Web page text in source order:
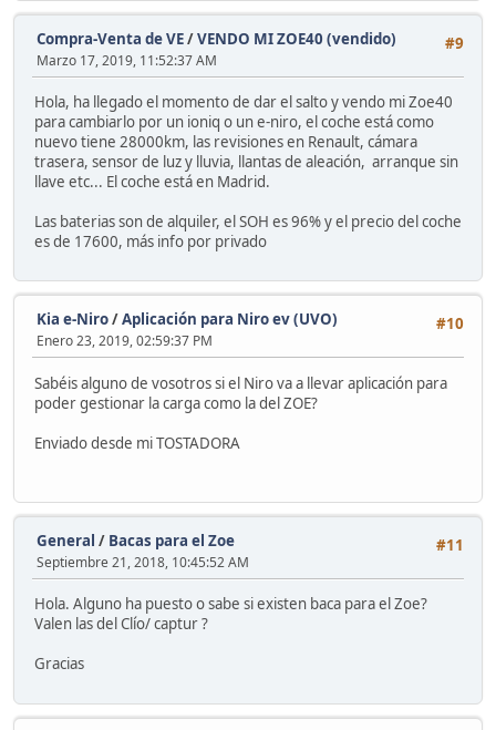
#9
Compra-Venta de VE/VENDO MI ZOE40 (vendido)
Marzo 17, 2019, 11:52:37 AM
Hola, ha llegado el momento de dar el salto y vendo mi Zoe40
para cambiarlo por un ioniq o un e-niro, el coche está como
nuevo tiene 28000km, las revisiones en Renault, cámara
trasera, sensor de luz y lluvia, llantas de aleación, arranque sin
llave etc... El coche está en Madrid.
Las baterias son de alquiler, el SOH es 96% y el precio del coche
es de 17600, más info por privado
#10
Kia e-Niro/Aplicación para Niro ev (UVO)
Enero 23, 2019, 02:59:37 PM
Sabéis alguno de vosotros si el Niro va a llevar aplicación para
poder gestionar la carga como la del ZOE?
Enviado desde mi TOSTADORA
#11
General / Bacas para el Zoe
Septiembre 21, 2018, 10:45:52 AM
Hola. Alguno ha puesto o sabe si existen baca para el Zoe?
Valen las del Clío/ captur ?
Gracias